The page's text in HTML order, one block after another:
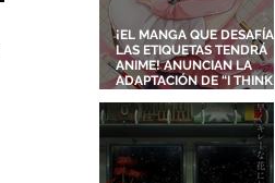
¡EL MANGA QUE DESAFÍA
LAS ETIQUETAS TENDRÁ
ANIME! ANUNCIAN LA
ADAPTACIÓN DE “I THINK I
FRIEND INTO A GIRL”